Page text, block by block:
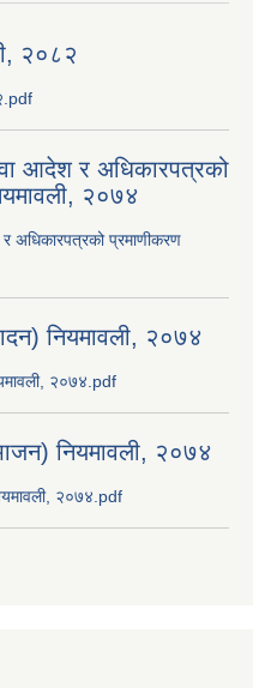
२०८२
वा आदेश र अधिकारपत्रको
२०७४
र अधिकारपत्रको प्रमाणीकरण
नियमावली, २०७४
२०७४.pdf
नियमावली, २०७४
२०७४.pdf